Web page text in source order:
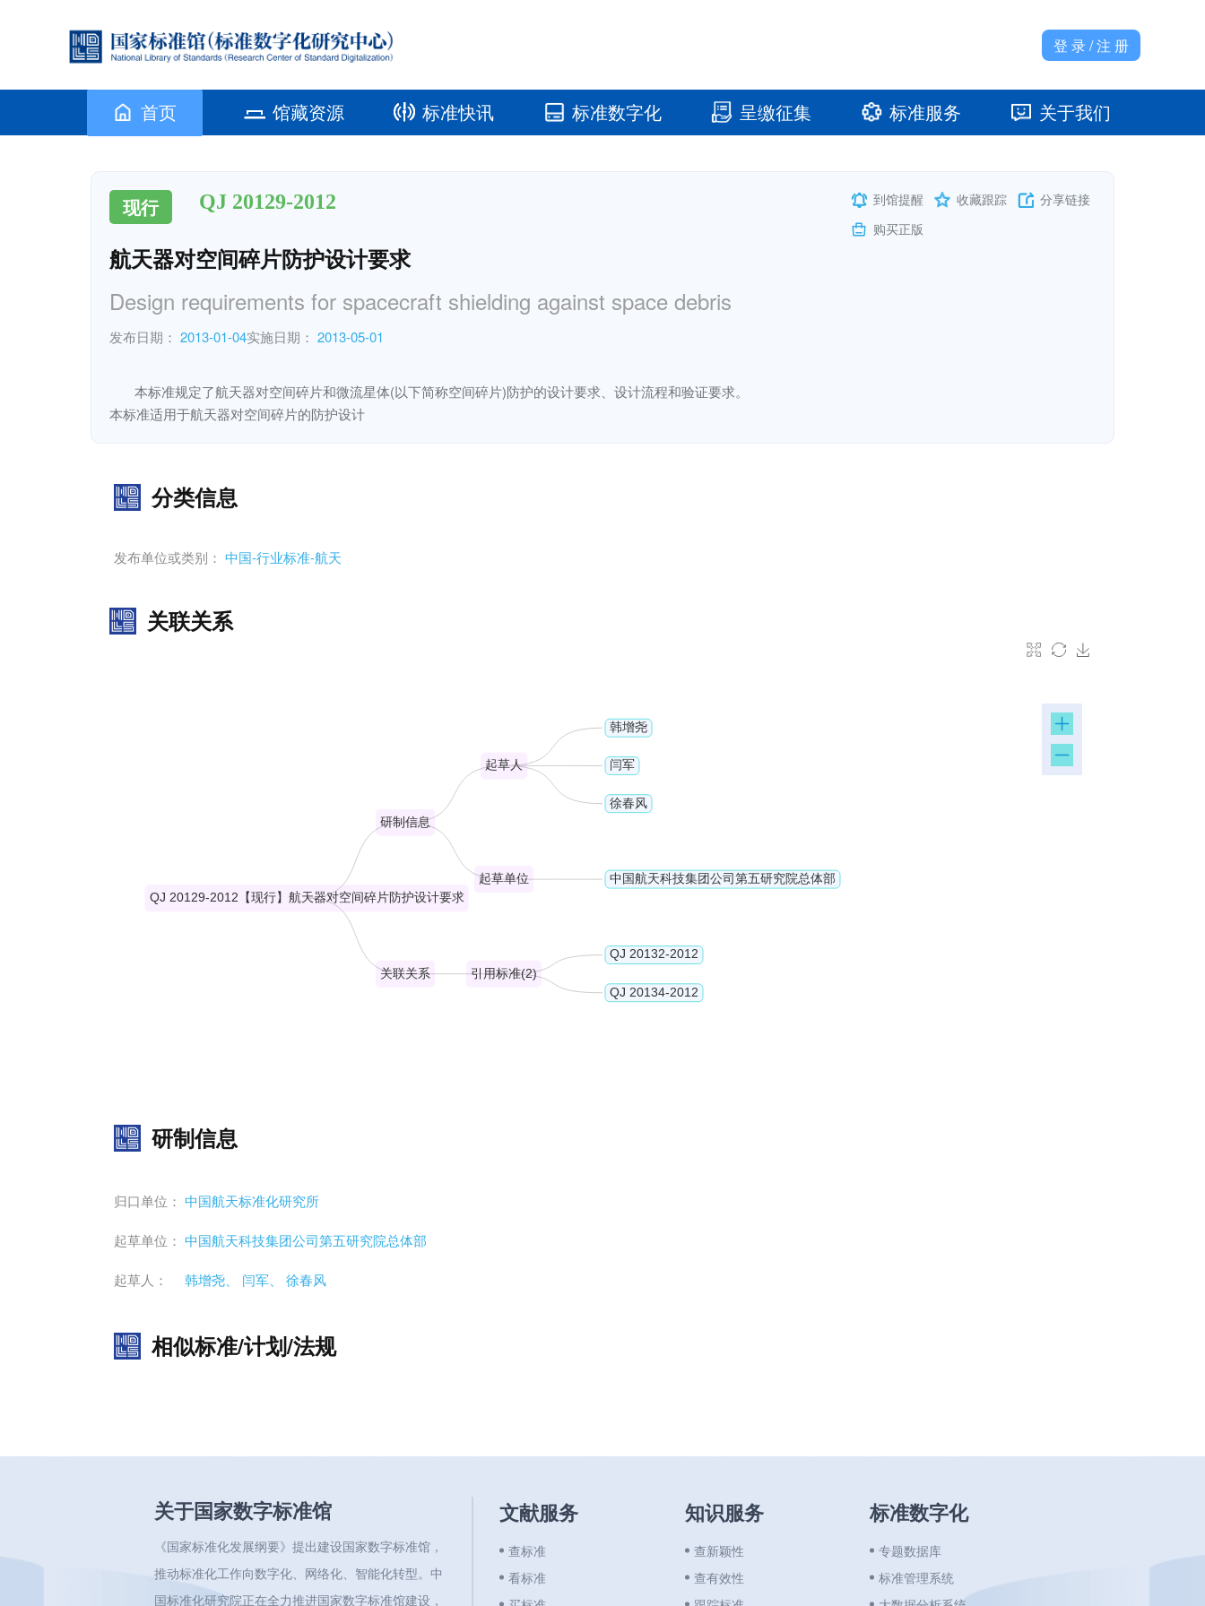
登 录 / 注 册
首页 馆藏资源 标准快讯 标准数字化 呈缴征集 标准服务 关于我们
现行 QJ 20129-2012 到馆提醒 收藏跟踪
分享链接
购买正版
航天器对空间碎片防护设计要求
Design requirements for spacecraft shielding against space debris
发布日期： 2013-01-04实施日期： 2013-05-01
本标准规定了航天器对空间碎片和微流星体(以下简称空间碎片)防护的设计要求、设计流程和验证要求。
本标准适用于航天器对空间碎片的防护设计
分类信息
发布单位或类别： 中国-行业标准-航天
关联关系
研制信息
归口单位： 中国航天标准化研究所
起草单位： 中国航天科技集团公司第五研究院总体部
起草人： 韩增尧、 闫军、 徐春风
相似标准/计划/法规
关于国家数字标准馆
《国家标准化发展纲要》提出建设国家数字标准馆，
推动标准化工作向数字化、网络化、智能化转型。中
国标准化研究院正在全力推进国家数字标准馆建设，
文献服务
查标准
看标准
知识服务
查新颖性
查有效性
标准数字化
专题数据库
标准管理系统